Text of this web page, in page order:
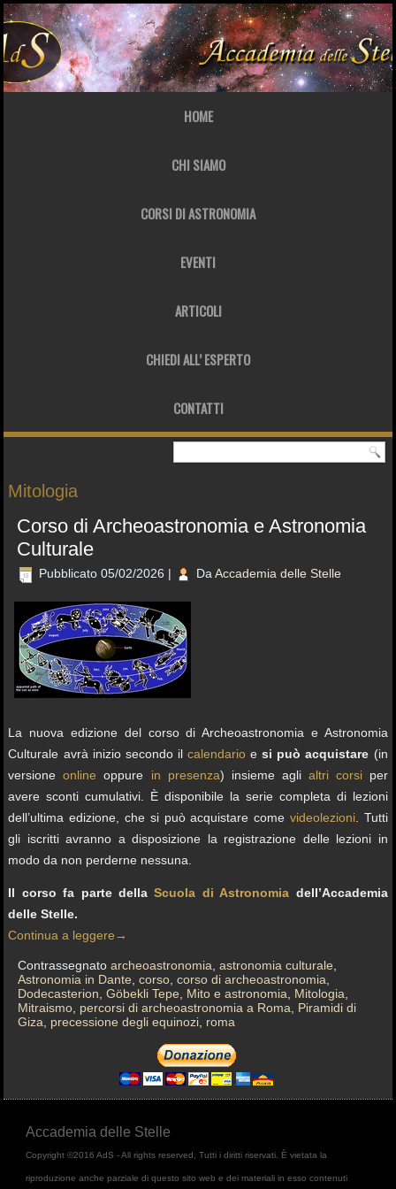
HOME
CHI SIAMO
CORSI DI ASTRONOMIA
EVENTI
ARTICOLI
CHIEDI ALL’ ESPERTO
CONTATTI
Mitologia
Corso di Archeoastronomia e Astronomia
Culturale
Pubblicato 05/02/2026 | Da Accademia delle Stelle
La nuova edizione del corso di Archeoastronomia e Astronomia
Culturale avrà inizio secondo il calendario esi può acquistare (in
versioneonline oppure in presenza) insieme agli altri corsiper
avere sconti cumulativi. È disponibile la serie completa di lezioni
dell’ultima edizione, che si può acquistare come videolezioni. Tutti
gli iscritti avranno a disposizione la registrazione delle lezioni in
modo da non perderne nessuna.
Il corso fa parte dellaScuola di Astronomia dell’Accademia
delle Stelle.
Continua a leggere →
Contrassegnato archeoastronomia ,astronomia culturale
Astronomia in Dante ,corso ,corso di archeoastronomia
Dodecasterion ,Göbekli Tepe Mito e astronomia Mitologia
Mitraismo percorsi di archeoastronomia a Roma
Piramidi di
Giza
precessione degli equinozi roma
Accademia delle Stelle
Copyright ©2016 AdS - All rights reserved, Tutti i diritti riservati. È vietata la
riproduzione anche parziale di questo sito web e dei materiali in esso contenuti